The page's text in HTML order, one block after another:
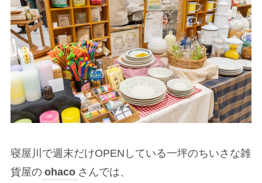
寝屋川で週末だけOPENしている一坪のちいさな雑
貨屋の ohaco さんでは、